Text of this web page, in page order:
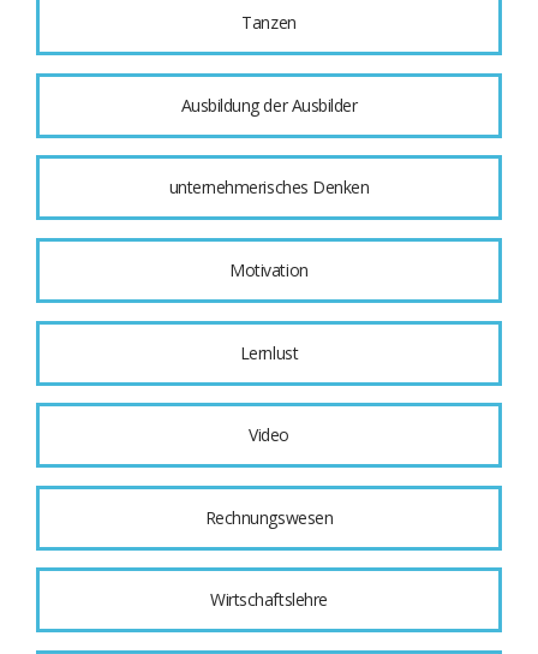
Tanzen
Ausbildung der Ausbilder
unternehmerisches Denken
Motivation
Lernlust
Video
Rechnungswesen
Wirtschaftslehre